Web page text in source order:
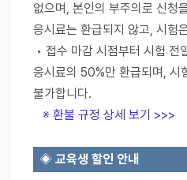
없으며, 본인의 부주의로 신청
응시료는 환급되지 않고, 시험
• 접수 마감 시점부터 시험 전
응시료의 50%만 환급되며, 시
불가합니다.
※ 환불 규정 상세 보기 >>>
◈교육생 할인 안내